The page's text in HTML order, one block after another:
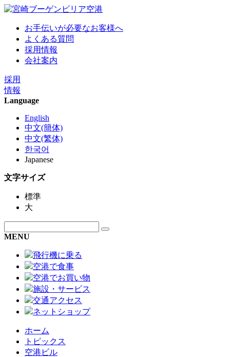
お手伝いが必要なお客様へ
よくある質問
採用情報
会社案内
採用
情報
Language
English
中文(簡体)
中文(繁体)
한국어
Japanese
文字サイズ
標準
大
MENU
飛行機に乗る
空港で食事
空港でお買い物
施設・サービス
交通アクセス
ネットショップ
ホーム
トピックス
空港ビル